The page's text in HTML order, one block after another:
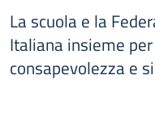
La scuola e la
Italiana insieme
consapevolezza e